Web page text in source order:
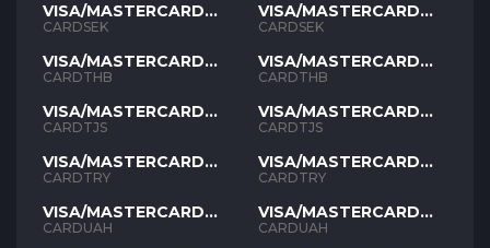
VISA/MASTERCARD
SEK
CARDSEK
VISA/MASTERCARD
THB
CARDTHB
VISA/MASTERCARD
TJS
CARDTJS
VISA/MASTERCARD
TYR
CARDTRY
VISA/MASTERCARD
UAH
CARDUAH
VISA/MASTERCARD
SEK
CARDSEK
VISA/MASTERCARD
THB
CARDTHB
VISA/MASTERCARD
TJS
CARDTJS
VISA/MASTERCARD
TYR
CARDTRY
VISA/MASTERCARD
UAH
CARDUAH